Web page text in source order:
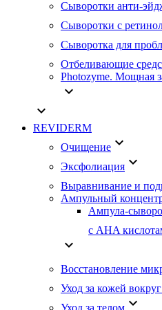
Сыворотки анти-
Сыворотки с
Сыворотка для
Отбеливающие
Photozyme. Мощная
keyboard_arrow_down
keyboard_arrow_down
REVIDERM
Очищение keyboard_arrow_down
Эксфолиация keyboard_arrow_down
Выравнивание и
Ампульный
Ампула-
с AHA
keyboard_arrow_down
Восстановление
Уход за кожей
Уход за телом keyboard_arrow_down